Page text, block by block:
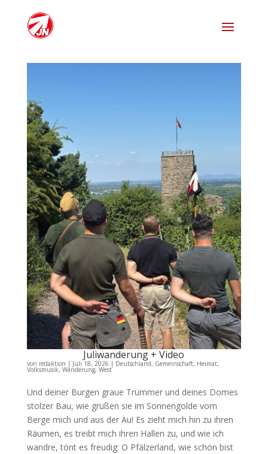
Juliwanderung + Video
von redaktion | Juli 18, 2026 | Deutschland, Gemeinschaft, Heimat,
Volksmusik, Wanderung, West
Und deiner Burgen graue Trümmer und deines Domes
stolzer Bau, wie grüßen sie im Sonnengolde vom
Berge mich und aus der Au! Es zieht mich hin zu ihren
Räumen, es treibt mich ihren Hallen zu, und wie ich
wandre, tönt es freudig: O Pfälzerland, wie schön bist